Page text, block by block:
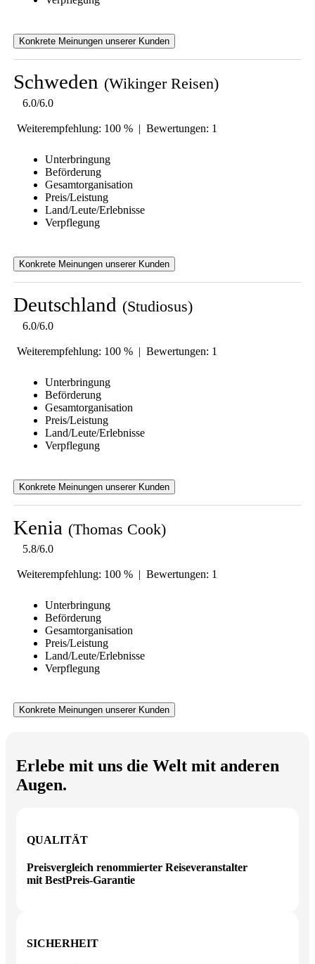
Konkrete Meinungen unserer Kunden
Schweden (Wikinger Reisen)
6.0/6.0
Weiterempfehlung: 100 % | Bewertungen: 1
Unterbringung
Beförderung
Gesamtorganisation
Preis/Leistung
Land/Leute/Erlebnisse
Verpflegung
Konkrete Meinungen unserer Kunden
Deutschland (Studiosus)
6.0/6.0
Weiterempfehlung: 100 % | Bewertungen: 1
Unterbringung
Beförderung
Gesamtorganisation
Preis/Leistung
Land/Leute/Erlebnisse
Verpflegung
Konkrete Meinungen unserer Kunden
Kenia (Thomas Cook)
5.8/6.0
Weiterempfehlung: 100 % | Bewertungen: 1
Unterbringung
Beförderung
Gesamtorganisation
Preis/Leistung
Land/Leute/Erlebnisse
Verpflegung
Konkrete Meinungen unserer Kunden
Erlebe mit uns die Welt mit anderen
Augen.
QUALITÄT
Preisvergleich renommierter Reiseveranstalter
mit BestPreis-Garantie
SICHERHEIT